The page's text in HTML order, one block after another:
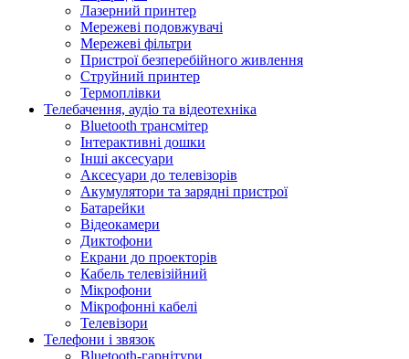
Лазерний принтер
Мережеві подовжувачі
Мережеві фільтри
Пристрої безперебійного живлення
Струйний принтер
Термоплівки
Телебачення, аудіо та відеотехніка
Bluetooth трансмітер
Інтерактивні дошки
Інші аксесуари
Аксесуари до телевізорів
Акумулятори та зарядні пристрої
Батарейки
Відеокамери
Диктофони
Екрани до проекторів
Кабель телевізійний
Мікрофони
Мікрофонні кабелі
Телевізори
Телефони і звязок
Bluetooth-гарнітури